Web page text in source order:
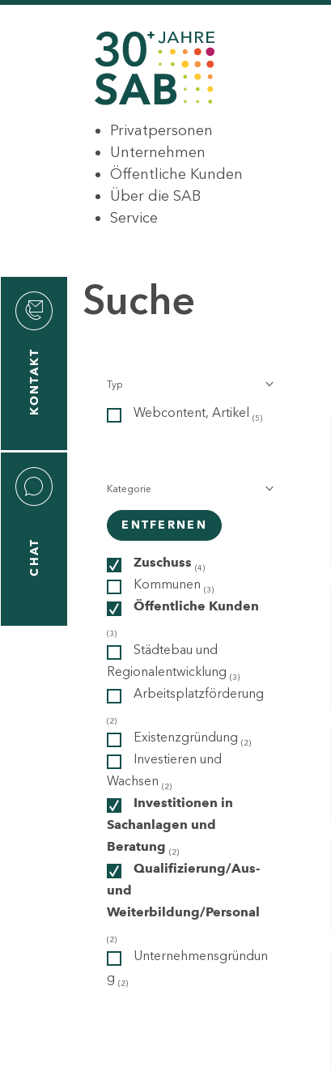
Privatpersonen
Unternehmen
Öffentliche Kunden
Über die SAB
Service
KONTAKT
CHAT
Suche
Typ
Webcontent, Artikel (5)
Kategorie
ENTFERNEN
Zuschuss (4)
Kommunen (3)
Öffentliche Kunden
(3)
Städtebau und
Regionalentwicklung (3)
Arbeitsplatzförderung
(2)
Existenzgründung (2)
Investieren und
Wachsen (2)
Investitionen in
Sachanlagen und
Beratung (2)
Qualifizierung/Aus-
und
Weiterbildung/Personal
(2)
Unternehmensgründun
g (2)